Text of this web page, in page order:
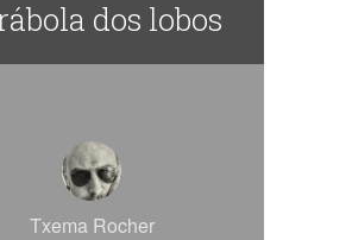
dos lobos
Txema Rocher